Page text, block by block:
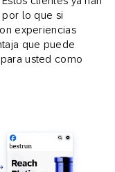
por lo que si
experiencias
que puede
usted como